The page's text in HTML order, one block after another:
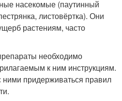
насекомые (паутинный
листовёртка). Они
растениям, часто
необходимо
к ним инструкциям.
ними придерживаться правил